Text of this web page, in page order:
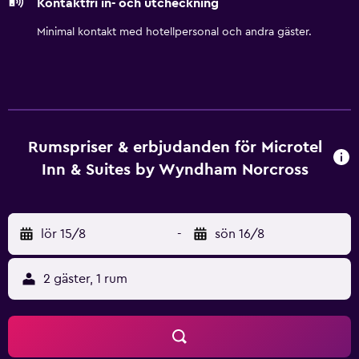
Kontaktfri in- och utcheckning
Minimal kontakt med hotellpersonal och andra gäster.
Rumspriser & erbjudanden för Microtel
Inn & Suites by Wyndham Norcross
lör 15/8 - sön 16/8
2 gäster, 1 rum